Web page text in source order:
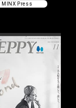
MINX Press